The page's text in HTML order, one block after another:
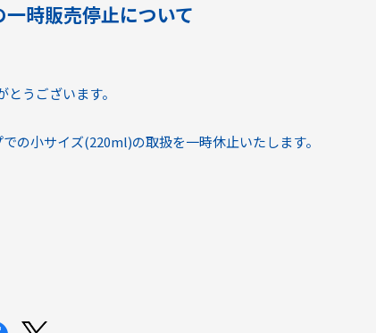
時販売停止について
うございます。
の小サイズ(220ml)の取扱を一時休止いたします。